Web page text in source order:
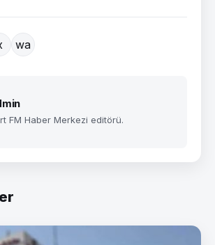
wa
FM Haber Merkezi editörü.